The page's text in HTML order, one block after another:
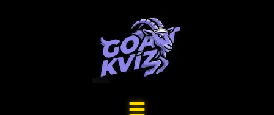
☰